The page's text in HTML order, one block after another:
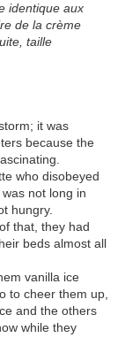
identique aux
de la crème
taille
it was
because the
who disobeyed
not long in
hungry.
that, they had
beds almost all
vanilla ice
to cheer them up,
and the others
while they